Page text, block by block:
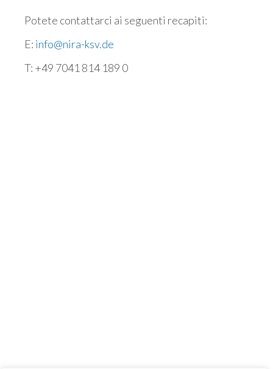
Potete contattarci ai seguenti recapiti:
E: info@nira-ksv.de
T: +49 7041 814 189 0